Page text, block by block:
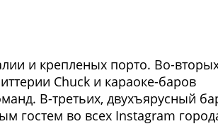
и крепленых порто. Во-
Chuck и караоке-баров
В-третьих, двухъярусный
гостем во всех Instagram